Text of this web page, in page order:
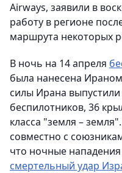
Airways, заявили в
работу в регионе
маршрута некоторых
В ночь на 14 апреля
была нанесена
силы Ирана
беспилотников, 36
класса "земля –
совместно с
что ночные
смертельный удар